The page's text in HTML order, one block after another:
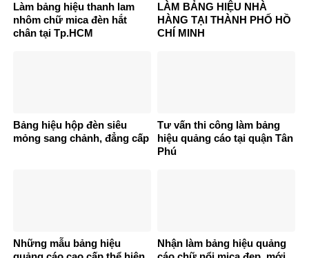
Làm bảng hiệu thanh lam
nhôm chữ mica đèn hắt
chân tại Tp.HCM
LÀM BẢNG HIỆU NHÀ
HÀNG TẠI THÀNH PHỐ HỒ
CHÍ MINH
Bảng hiệu hộp đèn siêu
mỏng sang chảnh, đẳng cấp
Tư vấn thi công làm bảng
hiệu quảng cáo tại quận Tân
Phú
Những mẫu bảng hiệu
Nhận làm bảng hiệu quảng